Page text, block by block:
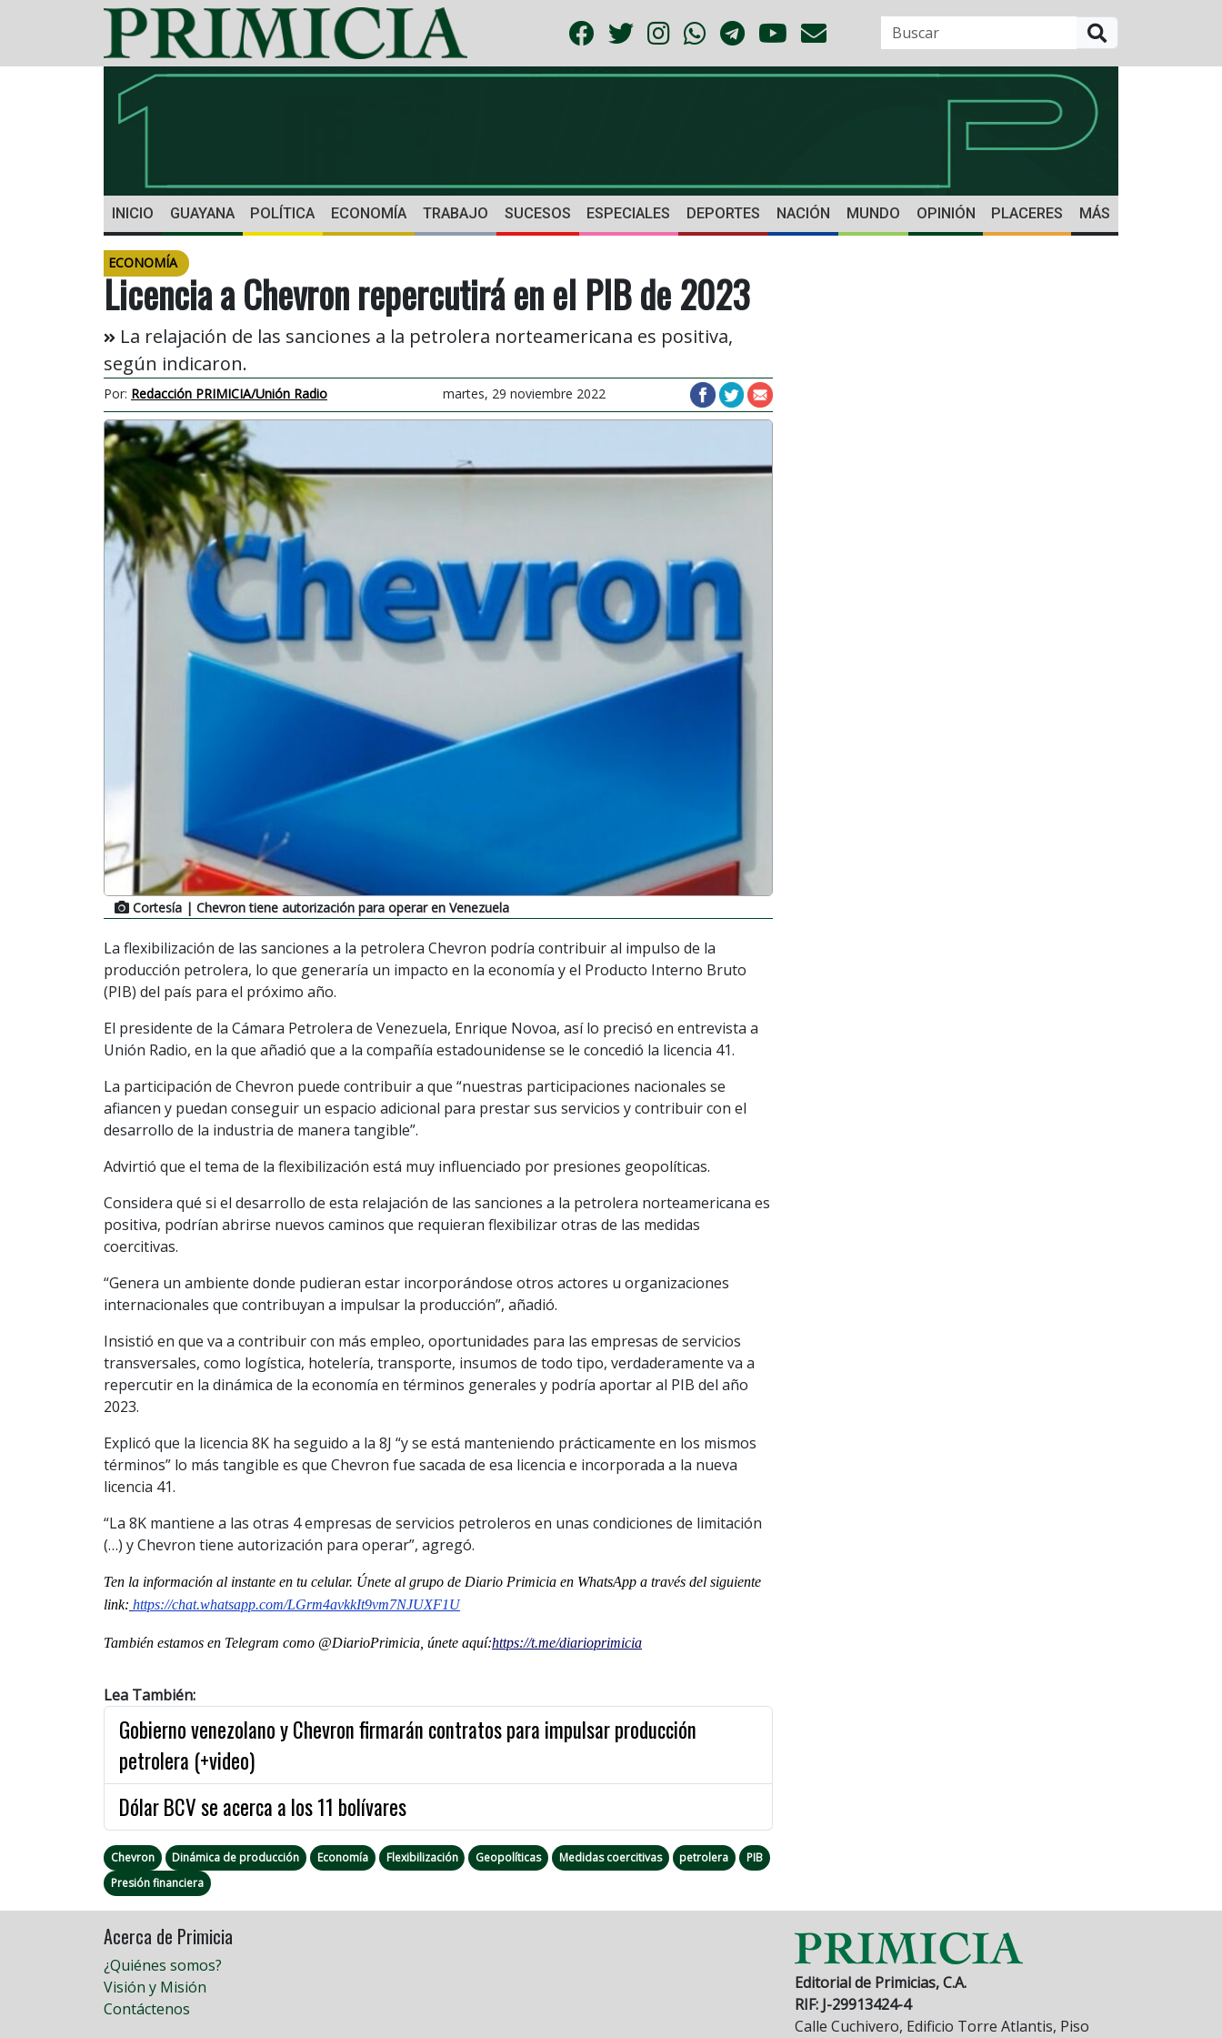
INICIO GUAYANA POLÍTICA ECONOMÍA TRABAJO SUCESOS ESPECIALES DEPORTES NACIÓN MUNDO OPINIÓN PLACERES MÁS
ECONOMÍA
Licencia a Chevron repercutirá en el PIB de 2023
La relajación de las sanciones a la petrolera norteamericana es positiva,
según indicaron.
Por: Redacción PRIMICIA/Unión Radio martes, 29 noviembre 2022
Cortesía | Chevron tiene autorización para operar en Venezuela
La flexibilización de las sanciones a la petrolera Chevron podría contribuir al impulso de la
producción petrolera, lo que generaría un impacto en la economía y el Producto Interno Bruto
(PIB) del país para el próximo año.
El presidente de la Cámara Petrolera de Venezuela, Enrique Novoa, así lo precisó en entrevista a
Unión Radio, en la que añadió que a la compañía estadounidense se le concedió la licencia 41.
La participación de Chevron puede contribuir a que “nuestras participaciones nacionales se
afiancen y puedan conseguir un espacio adicional para prestar sus servicios y contribuir con el
desarrollo de la industria de manera tangible”.
Advirtió que el tema de la flexibilización está muy influenciado por presiones geopolíticas.
Considera qué si el desarrollo de esta relajación de las sanciones a la petrolera norteamericana es
positiva, podrían abrirse nuevos caminos que requieran flexibilizar otras de las medidas
coercitivas.
“Genera un ambiente donde pudieran estar incorporándose otros actores u organizaciones
internacionales que contribuyan a impulsar la producción”, añadió.
Insistió en que va a contribuir con más empleo, oportunidades para las empresas de servicios
transversales, como logística, hotelería, transporte, insumos de todo tipo, verdaderamente va a
repercutir en la dinámica de la economía en términos generales y podría aportar al PIB del año
2023.
Explicó que la licencia 8K ha seguido a la 8J “y se está manteniendo prácticamente en los mismos
términos” lo más tangible es que Chevron fue sacada de esa licencia e incorporada a la nueva
licencia 41.
“La 8K mantiene a las otras 4 empresas de servicios petroleros en unas condiciones de limitación
(…) y Chevron tiene autorización para operar”, agregó.
Ten la información al instante en tu celular. Únete al grupo de Diario Primicia en WhatsApp a través del siguiente
link: https://chat.whatsapp.com/LGrm4avkkIt9vm7NJUXF1U
También estamos en Telegram como @DiarioPrimicia, únete aquí:https://t.me/diarioprimicia
Lea También:
Gobierno venezolano y Chevron firmarán contratos para impulsar producción
petrolera (+video)
Dólar BCV se acerca a los 11 bolívares
Chevron Dinámica de producción Economía Flexibilización Geopolíticas Medidas coercitivas petrolera
PIB
Presión financiera
Acerca de Primicia
¿Quiénes somos?
Visión y Misión
Contáctenos
Editorial de Primicias, C.A.
RIF: J-29913424-4
Calle Cuchivero, Edificio Torre Atlantis, Piso